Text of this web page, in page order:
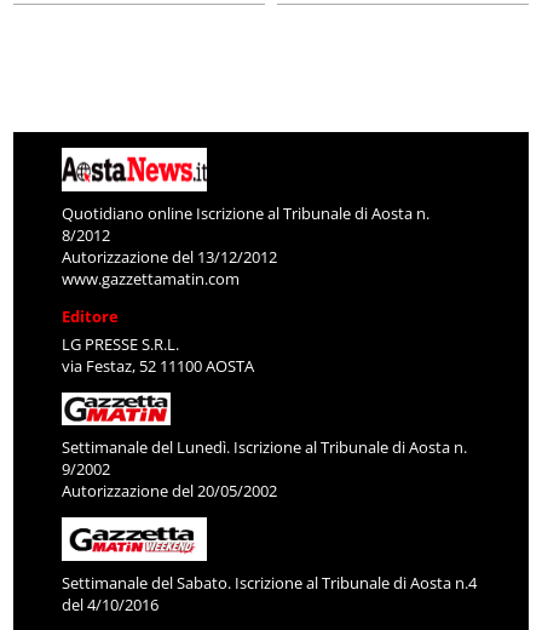
Quotidiano online Iscrizione al Tribunale di Aosta n.
8/2012
Autorizzazione del 13/12/2012
www.gazzettamatin.com
Editore
LG PRESSE S.R.L.
via Festaz, 52 11100 AOSTA
Settimanale del Lunedì. Iscrizione al Tribunale di Aosta n.
9/2002
Autorizzazione del 20/05/2002
Settimanale del Sabato. Iscrizione al Tribunale di Aosta n.4
del 4/10/2016